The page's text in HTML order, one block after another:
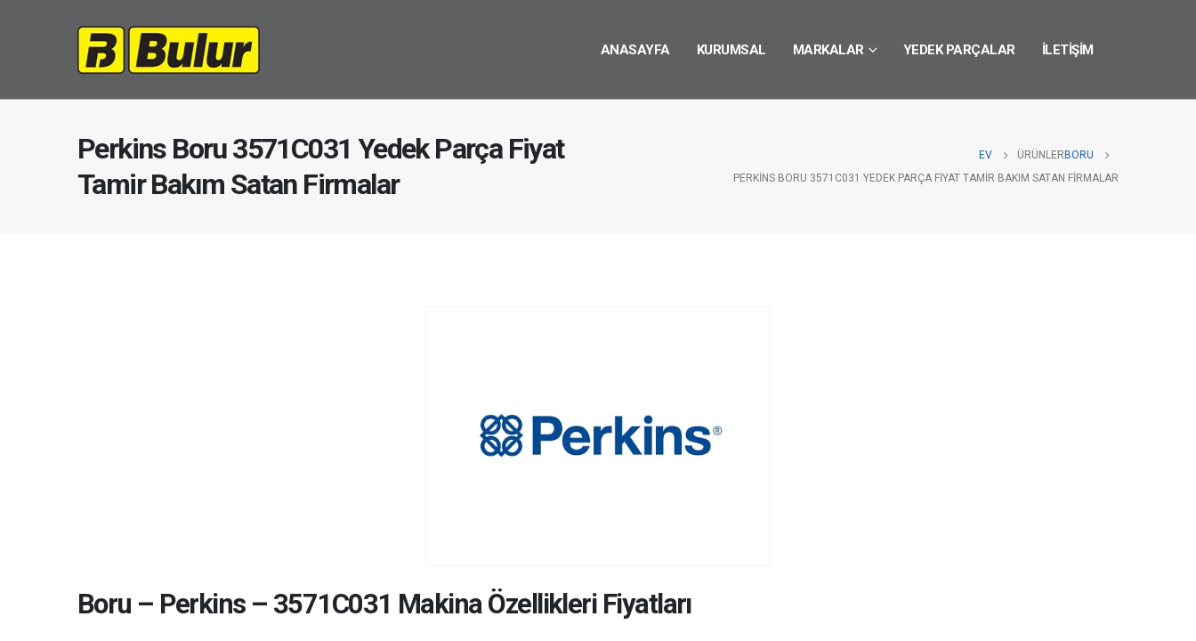
ANASAYFA KURUMSAL MARKALAR YEDEK PARÇALAR İLETIŞIM
Perkins Boru 3571C031 Yedek Parça Fiyat
Tamir Bakım Satan Firmalar
EV ÜRÜNLER BORU
PERKINS BORU 3571C031 YEDEK PARÇA FIYAT TAMIR BAKIM SATAN FIRMALAR
Boru – Perkins– 3571C031 Makina Özellikleri Fiyatları